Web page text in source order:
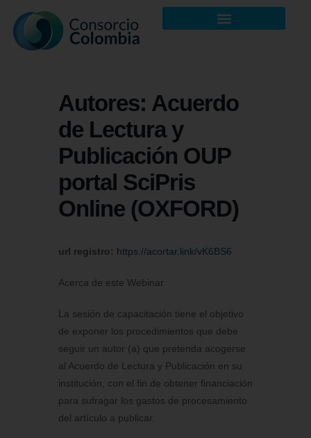
Autores: Acuerdo
de Lectura y
Publicación OUP
portal SciPris
Online (OXFORD)
url registro: https://acortar.link/vK6BS6
Acerca de este Webinar
La sesión de capacitación tiene el objetivo
de exponer los procedimientos que debe
seguir un autor (a) que pretenda acogerse
al Acuerdo de Lectura y Publicación en su
institución, con el fin de obtener financiación
para sufragar los gastos de procesamiento
del artículo a publicar.